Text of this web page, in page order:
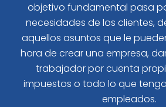
objetivo fundamental pasa
necesidades de los clientes,
aquellos asuntos que le
hora de crear una empresa,
trabajador por cuenta
impuestos o todo lo que
empleados.